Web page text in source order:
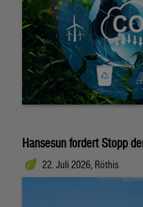
Hansesun fordert Stopp
22. Juli 2026, Röthis